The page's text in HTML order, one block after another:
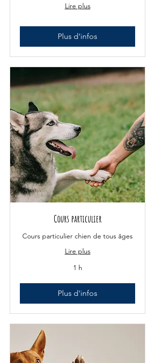
Lire plus
Plus d'infos
Cours particulier
Cours particulier chien de tous âges
Lire plus
1 h
Plus d'infos